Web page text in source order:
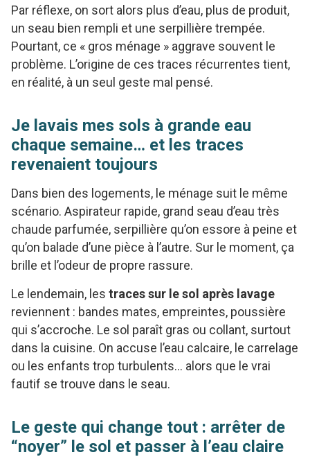
Par réflexe, on sort alors plus d’eau, plus de produit,
un seau bien rempli et une serpillière trempée.
Pourtant, ce « gros ménage » aggrave souvent le
problème. L’origine de ces traces récurrentes tient,
en réalité, à un seul geste mal pensé.
Je lavais mes sols à grande eau
chaque semaine… et les traces
revenaient toujours
Dans bien des logements, le ménage suit le même
scénario. Aspirateur rapide, grand seau d’eau très
chaude parfumée, serpillière qu’on essore à peine et
qu’on balade d’une pièce à l’autre. Sur le moment, ça
brille et l’odeur de propre rassure.
Le lendemain, les traces sur le sol après lavage
reviennent : bandes mates, empreintes, poussière
qui s’accroche. Le sol paraît gras ou collant, surtout
dans la cuisine. On accuse l’eau calcaire, le carrelage
ou les enfants trop turbulents… alors que le vrai
fautif se trouve dans le seau.
Le geste qui change tout : arrêter de
“noyer” le sol et passer à l’eau claire